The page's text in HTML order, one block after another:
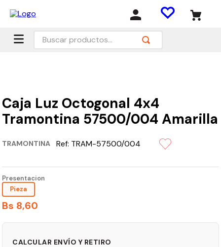
Buscar productos...
Caja Luz Octogonal 4x4
Tramontina 57500/004 Amarilla
TRAMONTINA Ref: TRAM-57500/004
Presentacion
Pieza
Bs 8,60
CALCULAR ENVÍO Y RETIRO